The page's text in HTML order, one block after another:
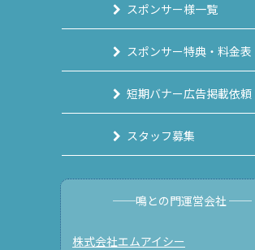
スポンサー様一覧
スポンサー特典・料金表
短期バナー広告掲載依頼
スタッフ募集
──鳴との門運営会社 ──
株式会社エムアイシー